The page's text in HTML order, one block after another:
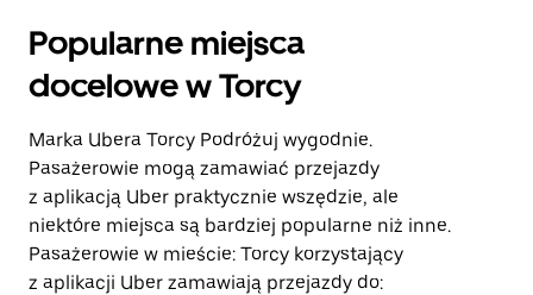
Popularne miejsca
docelowe w Torcy
Marka Ubera Torcy Podróżuj wygodnie.
Pasażerowie mogą zamawiać przejazdy
z aplikacją Uber praktycznie wszędzie, ale
niektóre miejsca są bardziej popularne niż inne.
Pasażerowie w mieście: Torcy korzystający
z aplikacji Uber zamawiają przejazdy do: